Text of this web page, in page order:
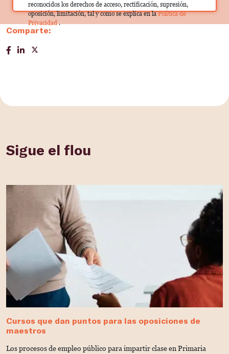
reconocidos los derechos de acceso, rectificación, supresión,
oposición, limitación, tal y como se explica en laPolítica de
Privacidad.
Comparte:
Sigue el flou
Cursos que dan puntos para las oposiciones de
maestros
Los procesos de empleo público para impartir clase en Primaria